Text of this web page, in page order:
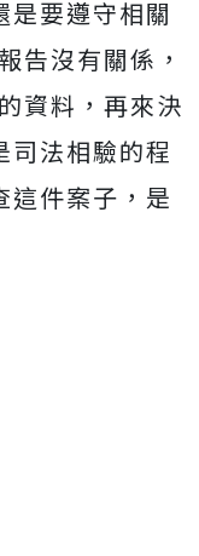
是要遵守相關
告沒有關係，
資料，再來決
司法相驗的程
這件案子，是